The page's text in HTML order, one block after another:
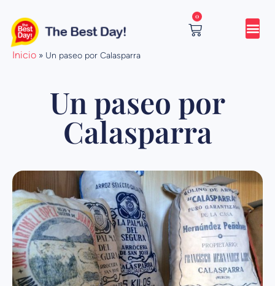
contenido
0
Cart
Inicio » Un paseo por Calasparra
Un paseo por
Calasparra